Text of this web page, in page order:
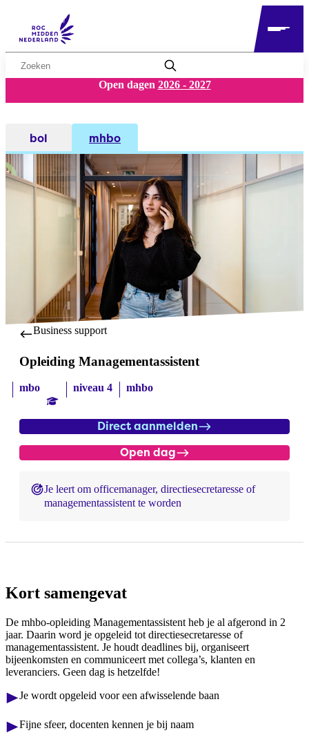
Zoekwoord
Open dagen 2026 - 2027
bol mhbo
Business support
Opleiding Managementassistent
mbo niveau 4 mhbo
Direct aanmelden
Open dag
Je leert om officemanager, directiesecretaresse of
managementassistent te worden
Kort samengevat
De mhbo-opleiding Managementassistent heb je al afgerond in 2
jaar. Daarin word je opgeleid tot directiesecretaresse of
managementassistent. Je houdt deadlines bij, organiseert
bijeenkomsten en communiceert met collega’s, klanten en
leveranciers. Geen dag is hetzelfde!
Je wordt opgeleid voor een afwisselende baan
Fijne sfeer, docenten kennen je bij naam